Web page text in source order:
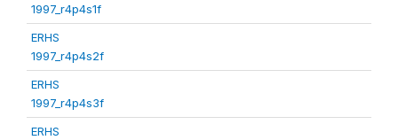
1997_r4p4s1f
ERHS
1997_r4p4s2f
ERHS
1997_r4p4s3f
ERHS